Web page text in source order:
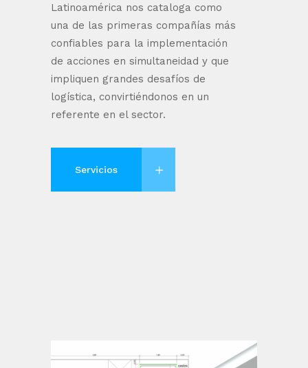
Latinoamérica nos cataloga como
una de las primeras compañías más
confiables para la implementación
de acciones en simultaneidad y que
impliquen grandes desafíos de
logística, convirtiéndonos en un
referente en el sector.
Servicios